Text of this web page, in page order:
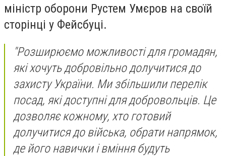
міністр оборони Рустем Умєров на своїй
сторінці у Фейсбуці.
"Розширюємо можливості для громадян,
які хочуть добровільно долучитися до
захисту України. Ми збільшили перелік
посад, які доступні для добровольців. Це
дозволяє кожному, хто готовий
долучитися до війська, обрати напрямок,
де його навички і вміння будуть